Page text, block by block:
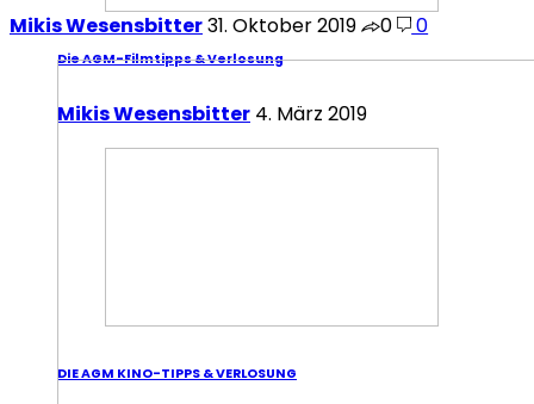
Die AGM-Filmtipps & Verlosung
Mikis Wesensbitter 4. März 2019
DIE AGM KINO-TIPPS & VERLOSUNG
Mikis Wesensbitter31. Oktober 2019 0 0